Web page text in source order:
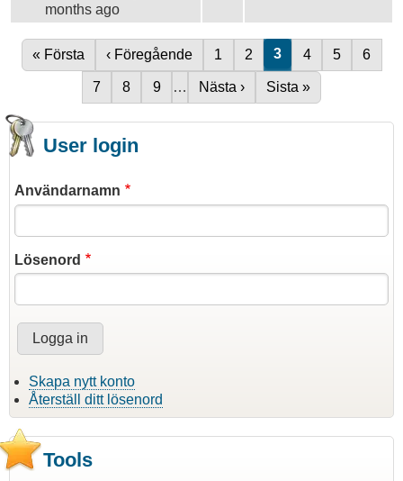
months ago
Paginering
Första sidan
« Första Föregående sida
‹ Föregående Sida
1 Sida
2 Nuvarande sida
3 Sida
4 Sida
5 Sida
6
Sida
7 Sida
8 Sida
9 … Nästa sida
Nästa › Sista sidan
Sista »
User login
Användarnamn
Lösenord
Skapa nytt konto
Återställ ditt lösenord
Tools